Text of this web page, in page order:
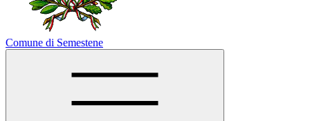
Comune di Semestene